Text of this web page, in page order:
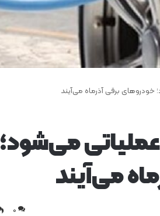
برقی آذرماه می‌آیند
می‌شود؛
می‌آیند
0